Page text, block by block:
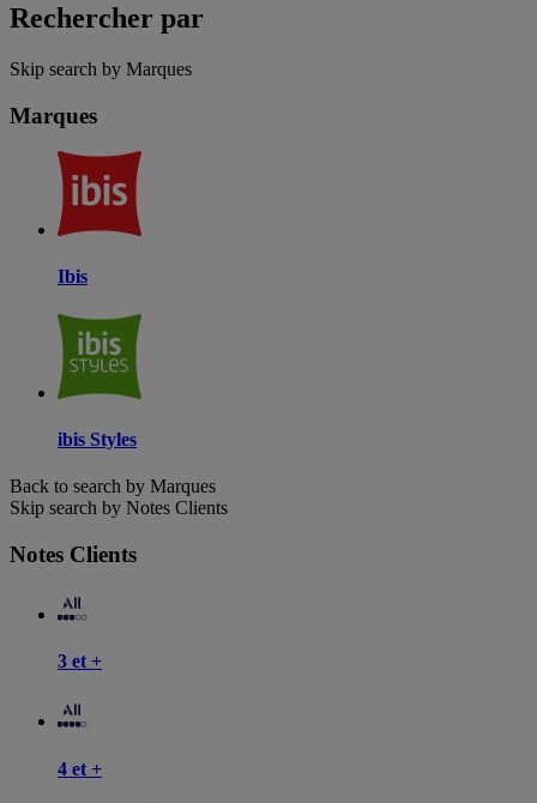
Rechercher par
Skip search by Marques
Marques
Ibis
ibis Styles
Back to search by Marques
Skip search by Notes Clients
Notes Clients
3 et +
4 et +